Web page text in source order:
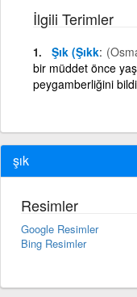
İlgili Terimler
Şık (Şıkk
bir müddet önce
peygamberliğini
şık
Resimler
Google Resimler
Bing Resimler